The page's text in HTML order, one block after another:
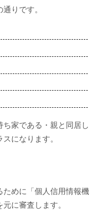
りです。
家である・親と同居し
になります。
ために「個人信用情報機
に審査します。